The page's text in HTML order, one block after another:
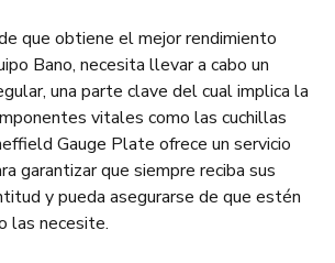
que obtiene el mejor rendimiento
Bano, necesita llevar a cabo un
una parte clave del cual implica la
vitales como las cuchillas
Gauge Plate ofrece un servicio
garantizar que siempre reciba sus
y pueda asegurarse de que estén
las necesite.